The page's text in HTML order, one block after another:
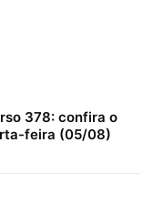
378: confira o
feira (05/08)